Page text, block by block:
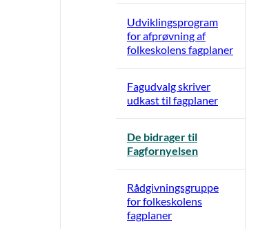
Udviklingsprogram
for afprøvning af
folkeskolens fagplaner
Fagudvalg skriver
udkast til fagplaner
De bidrager til
Fagfornyelsen
Rådgivningsgruppe
for folkeskolens
fagplaner